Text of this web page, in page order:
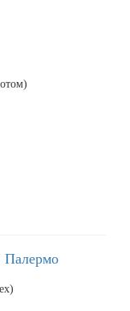
Палермо